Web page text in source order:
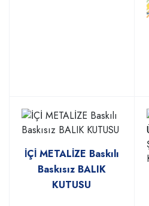
İÇİ METALİZE Baskılı
Baskısız BALIK
KUTUSU